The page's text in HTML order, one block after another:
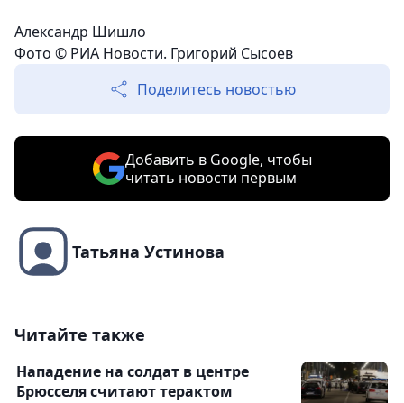
Александр Шишло
Фото © РИА Новости. Григорий Сысоев
Поделитесь новостью
Добавить в Google, чтобы
читать новости первым
Татьяна Устинова
Читайте также
Нападение на солдат в центре
Брюсселя считают терактом